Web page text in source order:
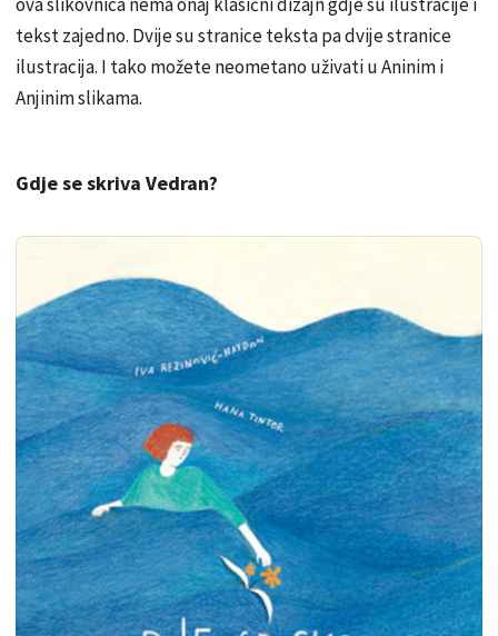
tekst zajedno. Dvije su stranice teksta pa dvije stranice
ilustracija. I tako možete neometano uživati u Aninim i
Anjinim slikama.
Gdje se skriva Vedran?